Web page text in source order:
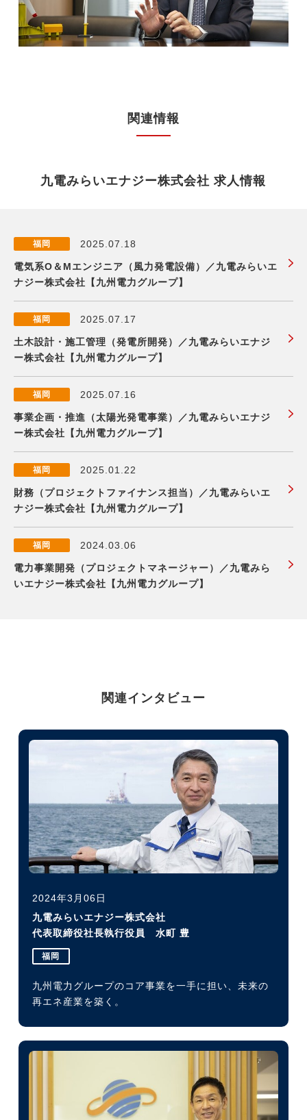
関連情報
九電みらいエナジー株式会社 求人情報
福岡 2025.07.18
電気系O＆Mエンジニア（風力発電設備）／九電みらいエ
ナジー株式会社【九州電力グループ】
福岡 2025.07.17
土木設計・施工管理（発電所開発）／九電みらいエナジ
ー株式会社【九州電力グループ】
福岡 2025.07.16
事業企画・推進（太陽光発電事業）／九電みらいエナジ
ー株式会社【九州電力グループ】
福岡 2025.01.22
財務（プロジェクトファイナンス担当）／九電みらいエ
ナジー株式会社【九州電力グループ】
福岡 2024.03.06
電力事業開発（プロジェクトマネージャー）／九電みら
いエナジー株式会社【九州電力グループ】
関連インタビュー
2024年3月06日
九電みらいエナジー株式会社
代表取締役社長執行役員 水町 豊
福岡
九州電力グループのコア事業を一手に担い、未来の
再エネ産業を築く。